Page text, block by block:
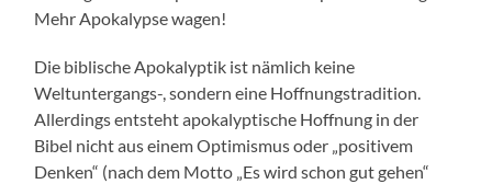
Mehr Apokalypse wagen!
Die biblische Apokalyptik ist nämlich keine
Weltuntergangs-, sondern eine Hoffnungstradition.
Allerdings entsteht apokalyptische Hoffnung in der
Bibel nicht aus einem Optimismus oder „positivem
Denken“ (nach dem Motto „Es wird schon gut gehen“